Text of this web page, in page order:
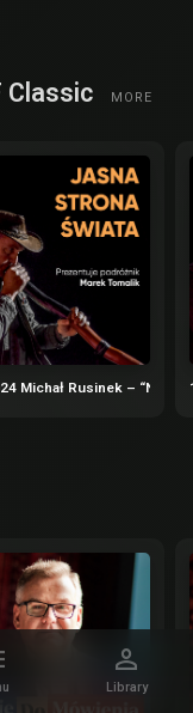
Library
Classic MORE
nie tylko literackie
Michał Rusinek –